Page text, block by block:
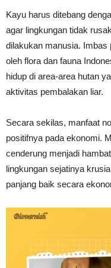
Kayu harus ditebang
agar lingkungan tidak
dilakukan manusia. Imbas
oleh flora dan fauna
hidup di area-area hutan
aktivitas pembalakan liar.
Secara sekilas, manfaat
positifnya pada ekonomi.
cenderung menjadi
lingkungan sejatinya
panjang baik secara